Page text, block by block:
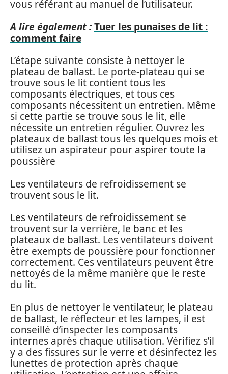
vous référant au manuel de l’utilisateur.
A lire également :Tuer les punaises de lit :
comment faire
L’étape suivante consiste à nettoyer le
plateau de ballast. Le porte-plateau qui se
trouve sous le lit contient tous les
composants électriques, et tous ces
composants nécessitent un entretien. Même
si cette partie se trouve sous le lit, elle
nécessite un entretien régulier. Ouvrez les
plateaux de ballast tous les quelques mois et
utilisez un aspirateur pour aspirer toute la
poussière
Les ventilateurs de refroidissement se
trouvent sous le lit.
Les ventilateurs de refroidissement se
trouvent sur la verrière, le banc et les
plateaux de ballast. Les ventilateurs doivent
être exempts de poussière pour fonctionner
correctement. Ces ventilateurs peuvent être
nettoyés de la même manière que le reste
du lit.
En plus de nettoyer le ventilateur, le plateau
de ballast, le réflecteur et les lampes, il est
conseillé d’inspecter les composants
internes après chaque utilisation. Vérifiez s’il
y a des fissures sur le verre et désinfectez les
lunettes de protection après chaque